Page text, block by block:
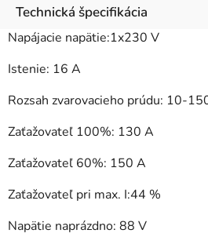
Technická špecifikácia
Napájacie napätie:1x230 V
Istenie: 16 A
Rozsah zvarovacieho prúdu: 10-
Zaťažovateľ 100%: 130 A
Zaťažovateľ 60%: 150 A
Zaťažovateľ pri max. I:44 %
Napätie naprázdno: 88 V